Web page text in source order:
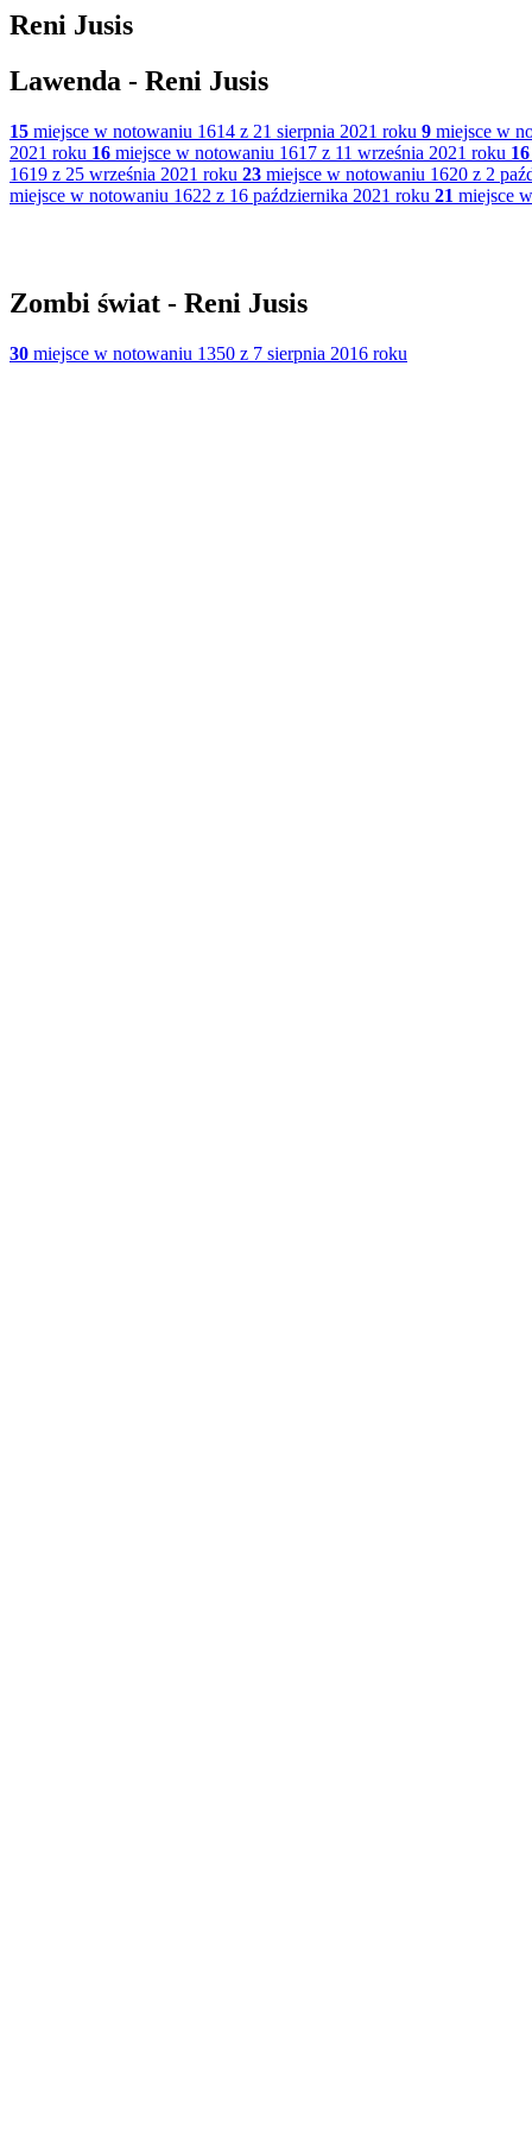
Reni Jusis
Lawenda - Reni Jusis
15 miejsce w notowaniu 1614 z 21 sierpnia 2021 roku 9 miejsce w
2021 roku 16 miejsce w notowaniu 1617 z 11 września 2021 roku 16
1619 z 25 września 2021 roku 23 miejsce w notowaniu 1620 z 2
miejsce w notowaniu 1622 z 16 października 2021 roku 21 miejsce
Zombi świat - Reni Jusis
30 miejsce w notowaniu 1350 z 7 sierpnia 2016 roku